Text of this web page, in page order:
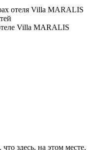
отеля Villa MARALIS
Villa MARALIS
здесь, на этом месте,